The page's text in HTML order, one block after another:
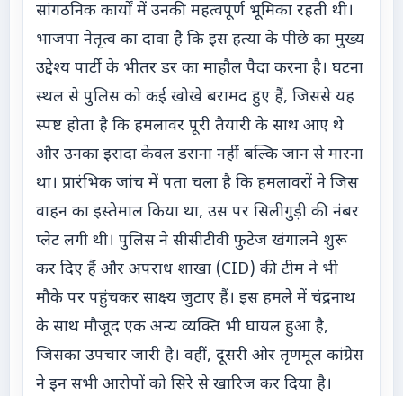
सांगठनिक कार्यों में उनकी महत्वपूर्ण भूमिका रहती थी।
भाजपा नेतृत्व का दावा है कि इस हत्या के पीछे का मुख्य
उद्देश्य पार्टी के भीतर डर का माहौल पैदा करना है। घटना
स्थल से पुलिस को कई खोखे बरामद हुए हैं, जिससे यह
स्पष्ट होता है कि हमलावर पूरी तैयारी के साथ आए थे
और उनका इरादा केवल डराना नहीं बल्कि जान से मारना
था। प्रारंभिक जांच में पता चला है कि हमलावरों ने जिस
वाहन का इस्तेमाल किया था, उस पर सिलीगुड़ी की नंबर
प्लेट लगी थी। पुलिस ने सीसीटीवी फुटेज खंगालने शुरू
कर दिए हैं और अपराध शाखा (CID) की टीम ने भी
मौके पर पहुंचकर साक्ष्य जुटाए हैं। इस हमले में चंद्रनाथ
के साथ मौजूद एक अन्य व्यक्ति भी घायल हुआ है,
जिसका उपचार जारी है। वहीं, दूसरी ओर तृणमूल कांग्रेस
ने इन सभी आरोपों को सिरे से खारिज कर दिया है।